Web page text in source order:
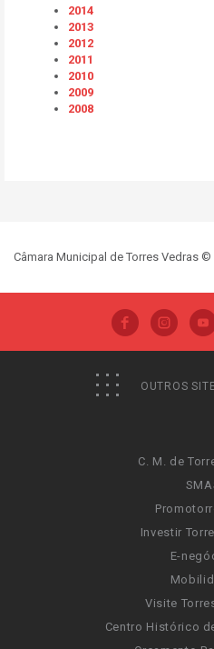
2014
2013
2012
2011
2010
2009
2008
Câmara Municipal de Torres Vedras ©
OUTROS
C. M. de
Investir
E-
Visite
Centro Histórico